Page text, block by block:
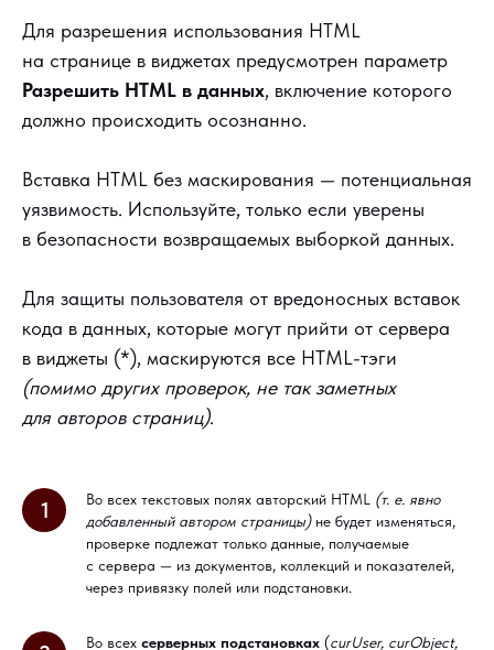
Для разрешения использования HTML
на странице в виджетах предусмотрен параметр
Разрешить HTML в данных, включение которого
должно происходить осознанно.
Вставка HTML без маскирования — потенциальная
уязвимость. Используйте, только если уверены
в безопасности возвращаемых выборкой данных.
Для защиты пользователя от вредоносных вставок
кода в данных, которые могут прийти от сервера
в виджеты (*), маскируются все HTML-тэги
(помимо других проверок, не так заметных
для авторов страниц).
1 Во всех текстовых полях авторский HTML (т. е. явно
добавленный автором страницы)не будет изменяться,
проверке подлежат только данные, получаемые
с сервера — из документов, коллекций и показателей,
через привязку полей или подстановки.
Во всех серверных подстановках (curUser, curObject,